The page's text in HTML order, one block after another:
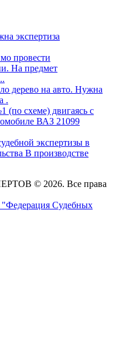
экспертиза
провести
На предмет
дерево на авто. Нужна
.
(по схеме) двигаясь с
ВАЗ 21099
экспертизы в
В производстве
© 2026. Все права
Судебных